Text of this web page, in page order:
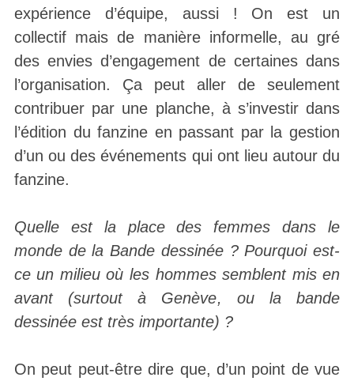
expérience d’équipe, aussi ! On est un
collectif mais de manière informelle, au gré
des envies d’engagement de certaines dans
l’organisation. Ça peut aller de seulement
contribuer par une planche, à s’investir dans
l’édition du fanzine en passant par la gestion
d’un ou des événements qui ont lieu autour du
fanzine.
Quelle est la place des femmes dans le
monde de la Bande dessinée ? Pourquoi est-
ce un milieu où les hommes semblent mis en
avant (surtout à Genève, ou la bande
dessinée est très importante) ?
On peut peut-être dire que, d’un point de vue